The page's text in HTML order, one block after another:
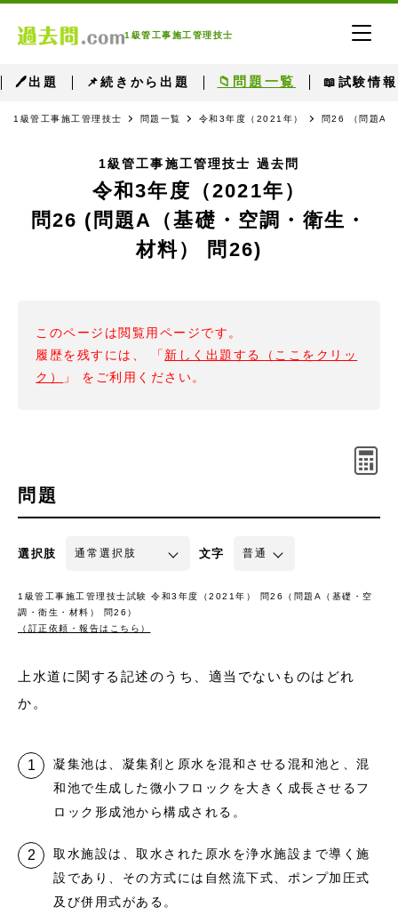
1級管工事施工管理技士
🖊出題 📌続きから出題 📁問題一覧 📖試験情報
1級管工事施工管理技士 問題一覧 令和3年度（2021年） 問26 （問題A
1級管工事施工管理技士 過去問
令和3年度（2021年）
問26 (問題A（基礎・空調・衛生・
材料） 問26)
このページは閲覧用ページです。
履歴を残すには、 「 新しく出題する（ここをクリッ
ク）
」 をご利用ください。
問題
選択肢 文字
1級管工事施工管理技士試験 令和3年度（2021年） 問26（問題A（基礎・空
調・衛生・材料） 問26）
（訂正依頼・報告はこちら）
上水道に関する記述のうち、適当でないものはどれ
か。
凝集池は、凝集剤と原水を混和させる混和池と、混
和池で生成した微小フロックを大きく成長させるフ
ロック形成池から構成される。
取水施設は、取水された原水を浄水施設まで導く施
設であり、その方式には自然流下式、ポンプ加圧式
及び併用式がある。